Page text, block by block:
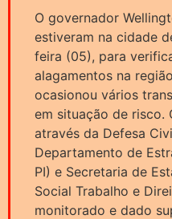
O governador
estiveram na cidade
feira (05), para
alagamentos na
ocasionou vários
em situação de risco.
através da Defesa
Departamento de
PI) e Secretaria de
Social Trabalho e
monitorado e dado